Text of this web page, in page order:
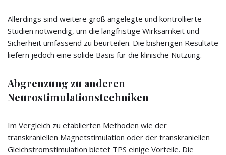
Allerdings sind weitere groß angelegte und kontrollierte
Studien notwendig, um die langfristige Wirksamkeit und
Sicherheit umfassend zu beurteilen. Die bisherigen Resultate
liefern jedoch eine solide Basis für die klinische Nutzung.
Abgrenzung zu anderen
Neurostimulationstechniken
Im Vergleich zu etablierten Methoden wie der
transkraniellen Magnetstimulation oder der transkraniellen
Gleichstromstimulation bietet TPS einige Vorteile. Die